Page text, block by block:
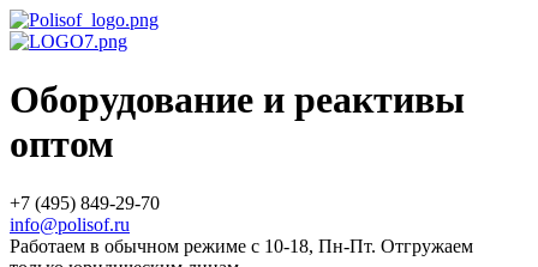
Оборудование и реактивы
оптом
+7 (495) 849-29-70
info@polisof.ru
Работаем в обычном режиме с 10-18, Пн-Пт. Отгружаем